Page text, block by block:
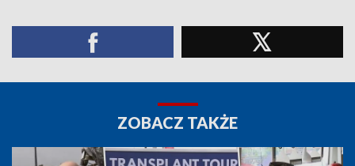
ZOBACZ TAKŻE